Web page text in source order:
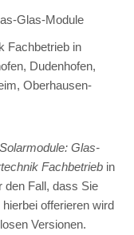
Glas-Module
Fachbetrieb in
Dudenhofen,
Oberhausen-
Glas-
Fachbetrieb in
den Fall, dass Sie
offerieren wird
Versionen.